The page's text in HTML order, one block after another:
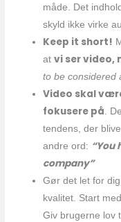
måde. Det
skyld ikke virke
Keep it short!
atvi ser video,
to be considered
Video skal
fokusere på.
tendens, der
andre ord: “You
company”
Gør det let for
kvalitet. Start
Giv brugerne lov